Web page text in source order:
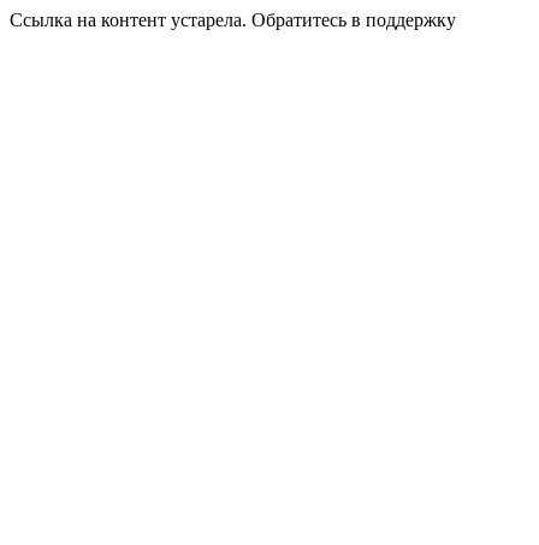
Ссылка на контент устарела. Обратитесь в поддержку